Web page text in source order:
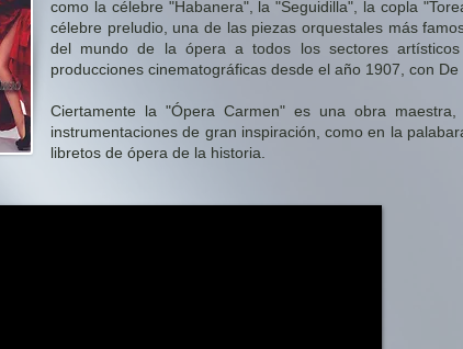
como la célebre "Habanera", la "Seguidilla", la copla
célebre preludio, una de las piezas orquestales más
del mundo de la ópera a todos los sectores
producciones cinematográficas desde el año 1907, con
Ciertamente la "Ópera Carmen" es una obra
instrumentaciones de gran inspiración, como en la
libretos de ópera de la historia.